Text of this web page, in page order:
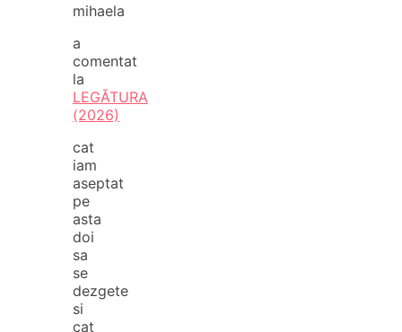
mihaela
a
comentat
la
LEGĂTURA
(2026)
cat
iam
aseptat
pe
asta
doi
sa
se
dezgete
si
cat